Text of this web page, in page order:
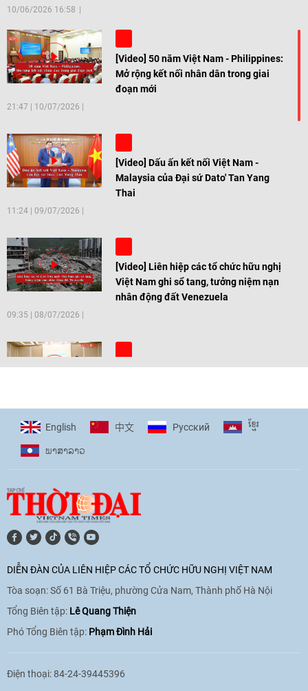
10/06/2026 16:58
[Video] 50 năm Việt Nam - Philippines:
Mở rộng kết nối nhân dân trong giai
đoạn mới
21:47 10/07/2026
[Video] Dấu ấn kết nối Việt Nam -
Malaysia của Đại sứ Dato' Tan Yang
Thai
11:24 09/07/2026
[Video] Liên hiệp các tổ chức hữu nghị
Việt Nam ghi sổ tang, tưởng niệm nạn
nhân động đất Venezuela
09:35 08/07/2026
[Video] Trẻ em Đông Á cùng kiến tạo
11:10|17/06/2026
hòa bình, hữu nghị giữa các dân tộc"
cho Đại sứ Hungary tại Việt Nam
17:25| 13/06/2026
English 中文 Pусский ខ្មែរ
ພາ​ສາ​ລາວ
DIỄN ĐÀN CỦA LIÊN HIỆP CÁC TỔ CHỨC HỮU NGHỊ VIỆT NAM
Tòa soạn: Số 61 Bà Triệu, phường Cửa Nam, Thành phố Hà Nội
Tổng Biên tập: Lê Quang Thiện
Phó Tổng Biên tập: Phạm Đình Hải
Điện thoại: 84-24-39445396